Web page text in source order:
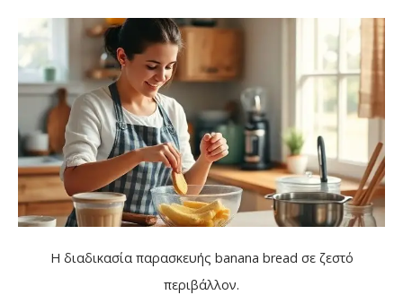
Η διαδικασία παρασκευής banana bread σε ζεστό
περιβάλλον.